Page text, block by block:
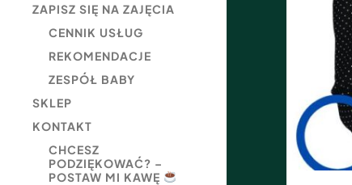
ZAPISZ SIĘ NA ZAJĘCIA
CENNIK USŁUG
REKOMENDACJE
ZESPÓŁ BABY
SKLEP
KONTAKT
CHCESZ
PODZIĘKOWAĆ? –
POSTAW MI KAWĘ